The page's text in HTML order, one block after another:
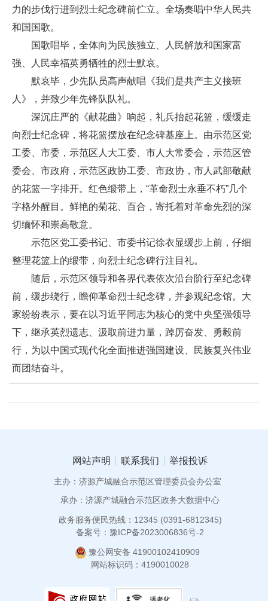
力的步伐行进到烈士纪念碑前伫立。全场奏唱中华人民共
和国国歌。
国歌唱毕，全体向为民族独立、人民解放和国家富
强、人民幸福英勇牺牲的烈士默哀。
默哀毕，少先队员高声献唱《我们是共产主义接班
人》，并致少年先锋队队礼。
深沉庄严的《献花曲》响起，礼兵抬起花篮，缓缓走
向烈士纪念碑，将花篮摆放在纪念碑基座上。由示范区党
工委、市委，示范区人大工委、市人大常委会，示范区管
委会、市政府，示范区政协工委、市政协，市人武部敬献
的花篮一字排开。红色缎带上，“革命烈士永垂不朽”几个
字格外醒目。鲜艳的菊花、百合，寄托着对革命先烈的深
切缅怀和崇高敬意。
示范区党工委书记、市委书记徐衣显缓步上前，仔细
整理花篮上的缎带，向烈士纪念碑行注目礼。
随后，示范区领导和各界代表依次沿台阶行至纪念碑
前，缓步绕行，瞻仰革命烈士纪念碑，并参观纪念馆。大
家纷纷表示，要在以习近平同志为核心的党中央坚强领导
下，继承英烈遗志、汲取前进力量，踔厉奋发、勇毅前
行，为以中国式现代化全面推进强国建设、民族复兴伟业
而团结奋斗。
网站声明 联系我们 举报投诉
主办：济源产城融合示范区管理委员会办公室
承办：济源产城融合示范区政务大数据中心
政务服务便民热线：12345 (0391-6812345)
备案号：豫ICP备2023006836号-2
豫公网安备 41900102410909
网站标识码：4190010028